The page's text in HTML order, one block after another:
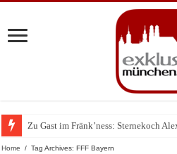
Zu Gast im Fränk’ness: Sternekoch
Warum München gerade zum
Home / Tag Archives: FFF Bayern